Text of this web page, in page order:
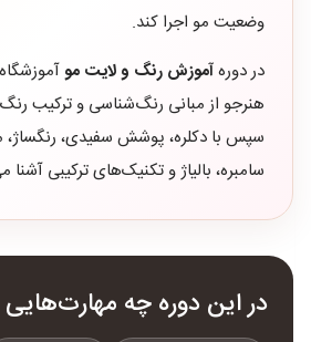
وضعیت مو اجرا کند.
در دورهآموزش رنگ و لایت مو
هنرجو از مبانی رنگ‌شناسی و ترکیب
سپس با دکلره، پوشش سفیدی، رنگساژ،
سامبره، بالیاژ و تکنیک‌های ترکیبی
در این دوره چه